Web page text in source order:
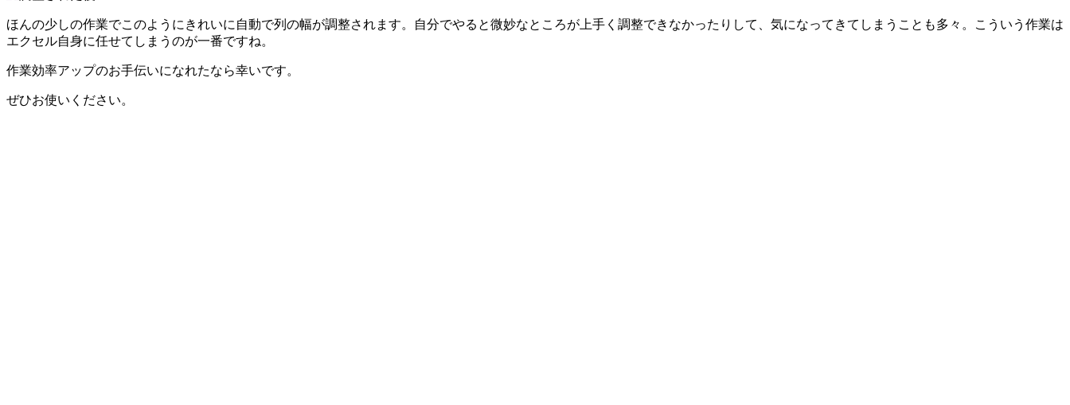
ほんの少しの作業でこのようにきれいに自動で列の幅が調整されます。自分でやると微妙なところが上手く調整できなかったりして、気になってきてしまうことも多々。こういう作業は
エクセル自身に任せてしまうのが一番ですね。
作業効率アップのお手伝いになれたなら幸いです。
ぜひお使いください。